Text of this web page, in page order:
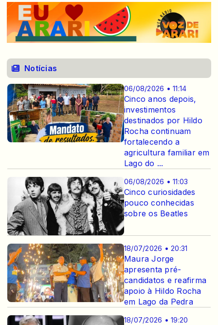
Notícias
06/08/2026 • 11:14
Cinco anos depois,
investimentos
destinados por Hildo
Rocha continuam
fortalecendo a
agricultura familiar em
Lago do ...
06/08/2026 • 11:03
Cinco curiosidades
pouco conhecidas
sobre os Beatles
18/07/2026 • 20:31
Maura Jorge
apresenta pré-
candidatos e reafirma
apoio à Hildo Rocha
em Lago da Pedra
18/07/2026 • 19:20